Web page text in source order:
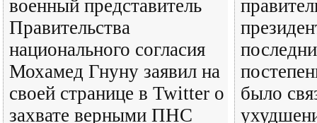
военный представитель
Правительства
национального согласия
Мохамед Гнуну заявил на
своей странице в Twitter о
захвате верными ПНС
было